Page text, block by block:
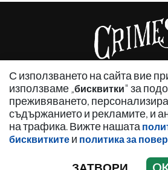
С използването на сайта вие
използваме „бисквитки" за
преживяването,
съдържанието и рекламите, и
на трафика. Вижте нашата
бисквитките и политика за
НОВИНИ
АНАЛИЗИ
ЗАБАВНО
ИЗДИРВА СЕ